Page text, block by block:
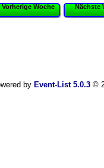
Vorherige Woche Nächste
by Event-List 5.0.3©